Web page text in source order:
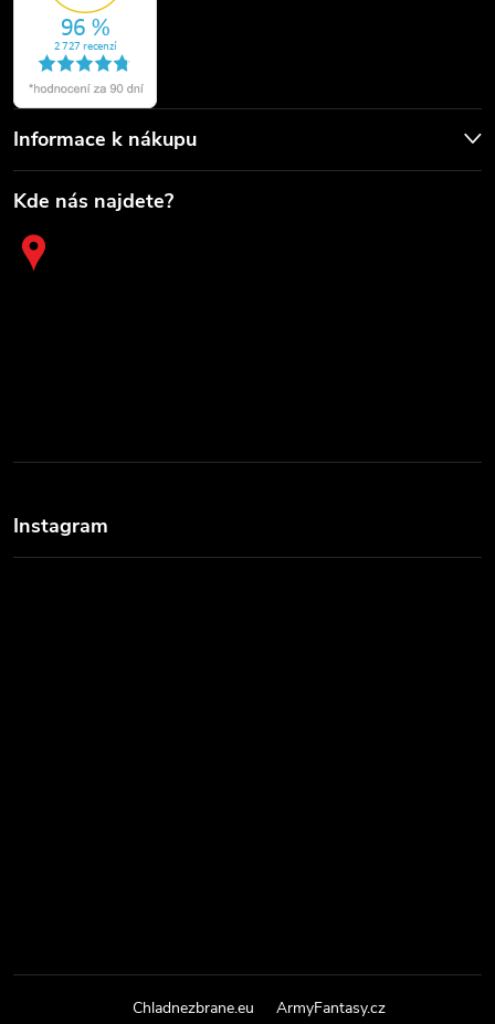
Informace k nákupu
Kde nás najdete?
Instagram
Chladnezbrane.eu ArmyFantasy.cz